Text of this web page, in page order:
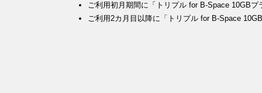
ご利用初月期間に「トリプル for B-Space 10GB
ご利用2カ月目以降に「トリプル for B-Space